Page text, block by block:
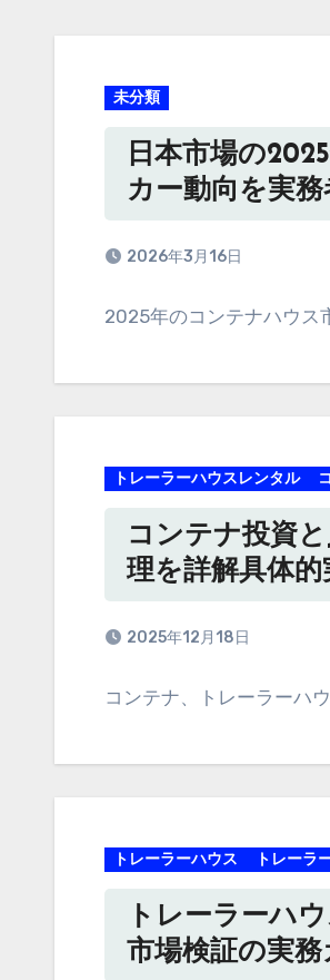
未分類
日本市場の
カー動向を実
2026年3月16日
2025年のコンテナハウス
トレーラーハウスレンタル
コンテナ投資
理を詳解具体
2025年12月18日
コンテナ、トレーラーハ
トレーラーハウス トレーラ
トレーラーハ
市場検証の実